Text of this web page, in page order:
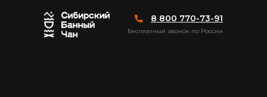
8 800 770-73-91
Бесплатный звонок по России